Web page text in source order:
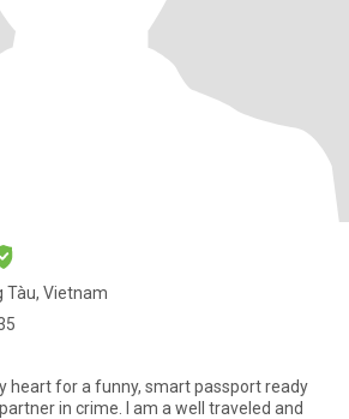
Tàu, Vietnam
heart for a funny, smart passport ready
in crime. I am a well traveled and